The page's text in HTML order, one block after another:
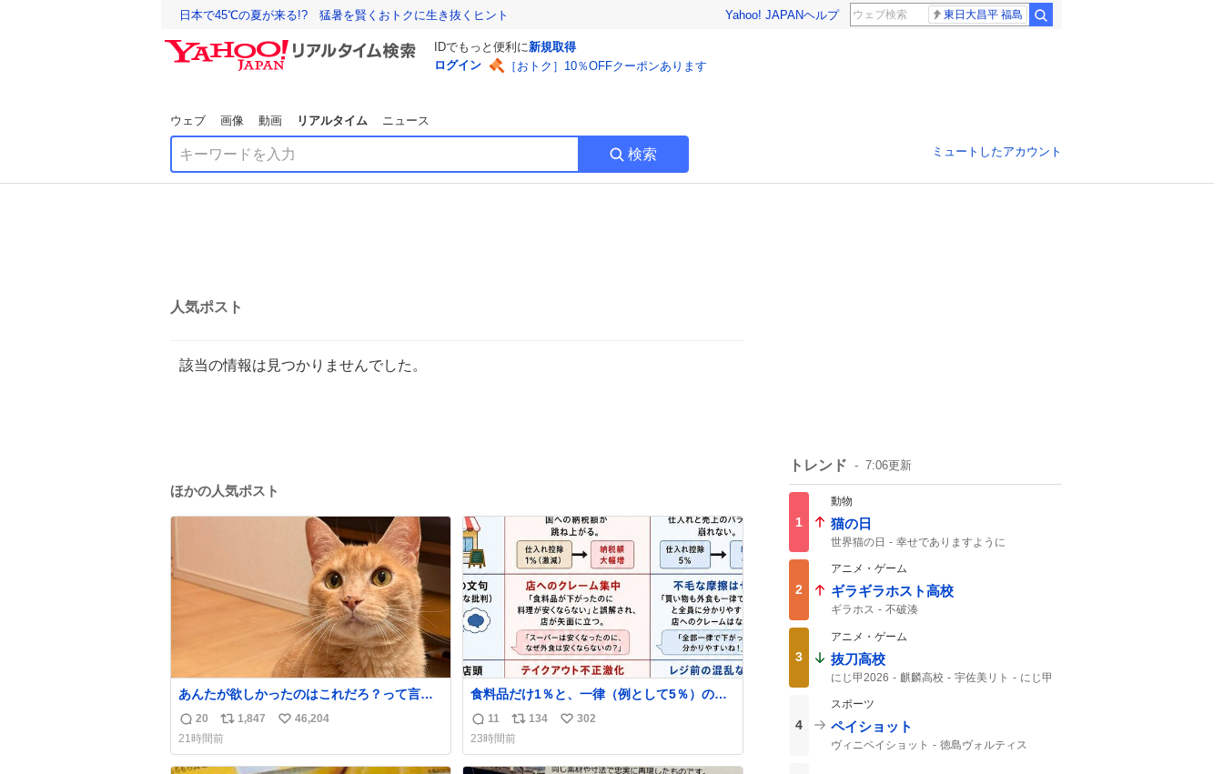
日本で45℃の夏が来る!? 猛暑を賢くおトクに生き抜くヒント Yahoo! JAPANヘルプ 東日大昌平 福島
IDでもっと便利に新規取得
ログイン
［おトク］10％OFFクーポンあります
ウェブ 画像 動画 リアルタイム ニュース
検索 ミュートしたアカウント
人気ポスト
該当の情報は見つかりませんでした。
ほかの人気ポスト
あんたが欲しかったのはこれだろ？って言っ
て押してくれた手形がコチラ
返
信
数
20
リ
ポ
ス
1,847
い
ね
46,204
21時間前
食料品だけ1％と、一律（例として5％）の比
較表を作ってみました。 参考になるかと思い
ます。
返
信
数
11
リ
ポ
ス
134
い
ね
302
23時間前
トレンド 7:06更新
1
動物
猫の日
世界猫の日
幸せでありますように
2
アニメ・ゲーム
ギラギラホスト高校
ギラホス 不破湊
3
アニメ・ゲーム
抜刀高校
にじ甲2026 麒麟高校 宇佐美リト にじ甲
4
スポーツ
ペイショット
ヴィニペイショット
徳島ヴォルティス